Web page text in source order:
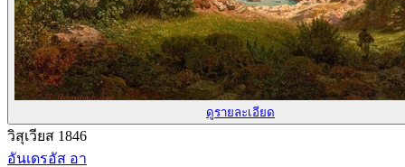
ดูรายละเอียด
วิสุเวียส 1846
อันเดรอัส อา